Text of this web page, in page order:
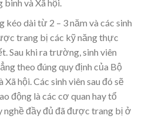
và Xã hội.
dài từ 2 – 3 năm và các sinh
trang bị các kỹ năng thực
Sau khi ra trường, sinh viên
theo đúng quy định của Bộ
hội. Các sinh viên sau đó sẽ
động là các cơ quan hay tổ
đầy đủ đã được trang bị ở